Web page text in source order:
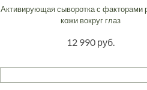
Активирующая сыворотка с факторами
кожи вокруг глаз
12 990 руб.